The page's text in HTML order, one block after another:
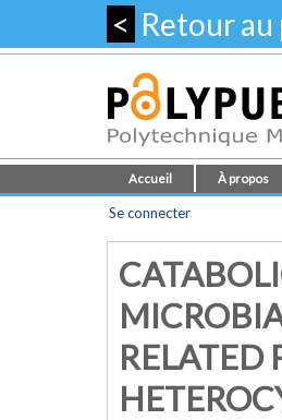
< Retour
Accueil À propos
Se connecter
RELATED